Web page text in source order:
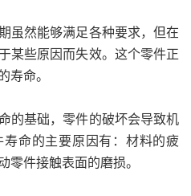
然能够满足各种要求，但在
某些原因而失效。这个零件正
寿命。
基础，零件的破坏会导致机
命的主要原因有：材料的疲
零件接触表面的磨损。